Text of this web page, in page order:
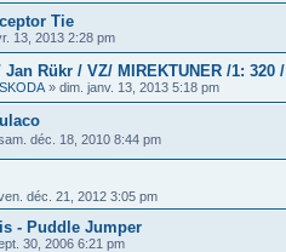
Tie
13, 2013 2:28 pm
Jan Rükr / VZ/ MIREKTUNER /1: 320 /
» dim. janv. 13, 2013 5:18 pm
déc. 18, 2010 8:44 pm
déc. 21, 2012 3:05 pm
- Puddle Jumper
30, 2006 6:21 pm